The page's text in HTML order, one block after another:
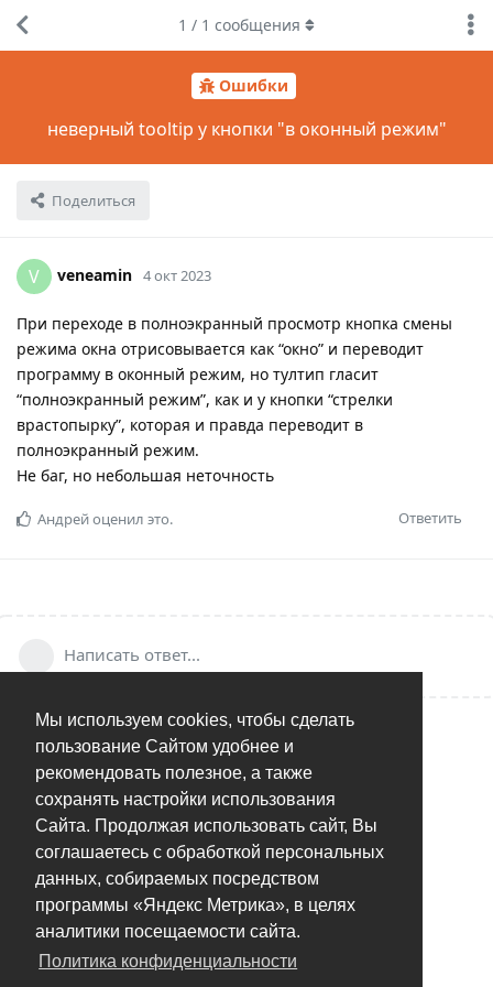
Мы используем cookies, чтобы сделать
пользование Сайтом удобнее и
рекомендовать полезное, а также
сохранять настройки использования
Сайта. Продолжая использовать сайт, Вы
соглашаетесь с обработкой персональных
данных, собираемых посредством
программы «Яндекс Метрика», в целях
аналитики посещаемости сайта.
Политика конфиденциальности
Ошибки
неверный tooltip у кнопки "в оконный режим"
Поделиться
1 / 1 сообщения
V veneamin 4 окт 2023
При переходе в полноэкранный просмотр кнопка смены
режима окна отрисовывается как “окно” и переводит
программу в оконный режим, но тултип гласит
“полноэкранный режим”, как и у кнопки “стрелки
врастопырку”, которая и правда переводит в
полноэкранный режим.
Не баг, но небольшая неточность
Ответить
Андрейоценил это.
Написать ответ...